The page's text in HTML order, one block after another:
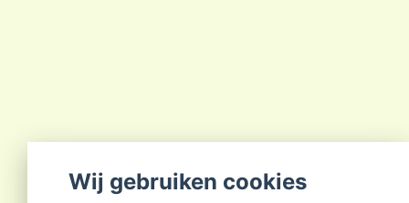
Wij gebruiken cookies